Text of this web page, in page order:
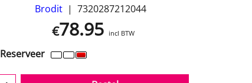
Brodit 7320287212044
€78.95 incl BTW
Reserveer